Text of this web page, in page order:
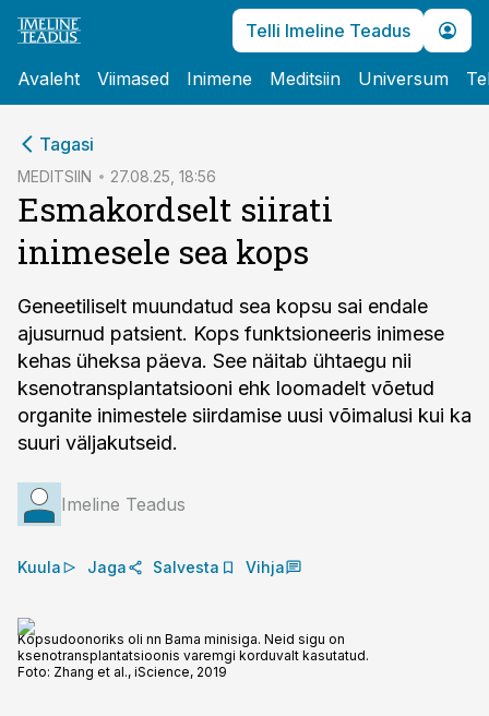
Telli Imeline Teadus
Avaleht Viimased Inimene Meditsiin Universum
Tagasi
MEDITSIIN 27.08.25, 18:56
Esmakordselt siirati
inimesele sea kops
Geneetiliselt muundatud sea kopsu sai endale
ajusurnud patsient. Kops funktsioneeris inimese
kehas üheksa päeva. See näitab ühtaegu nii
ksenotransplantatsiooni ehk loomadelt võetud
organite inimestele siirdamise uusi võimalusi kui ka
suuri väljakutseid.
Imeline Teadus
Kuula Jaga Salvesta Vihja
Kopsudoonoriks oli nn Bama minisiga. Neid sigu on
ksenotransplantatsioonis varemgi korduvalt kasutatud.
Foto: Zhang et al., iScience, 2019